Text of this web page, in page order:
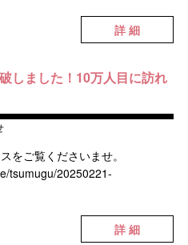
詳 細
しました！10万人目に訪れ
をご覧くださいませ。
tsumugu/20250221-
詳 細